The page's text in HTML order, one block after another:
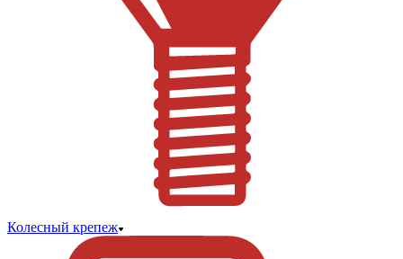
Колесный крепеж